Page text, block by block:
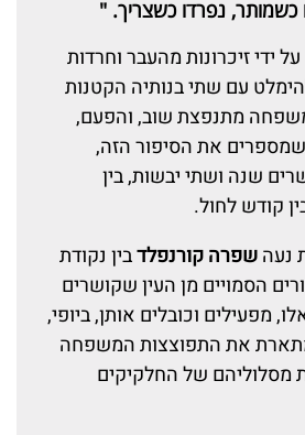
כשמותר, נפרדו כשצריך. "
ידי זיכרונות מהעבר וחרדות
עם שתי בנותיה הקטנות
מתנפצת שוב, והפעם,
את הסיפור הזה,
שנה ושתי יבשות, בין
קודש לחול.
נעהשפרה קורנפלדבין נקודת
הסמויים מן העין שקושרים
מפעילים וכובלים אותן, ביופי,
את התפוצצות המשפחה
מסלוליהם של החלקיקים